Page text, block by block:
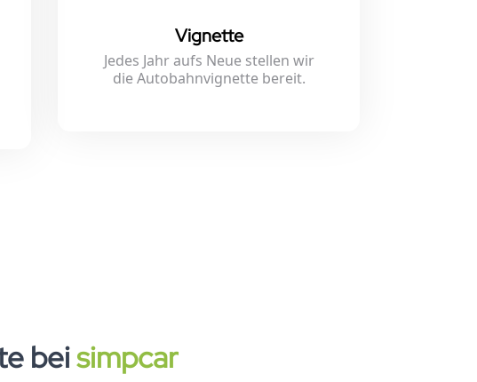
Vignette
Jedes Jahr aufs Neue stellen wir
die Autobahnvignette bereit.
beisimpcar